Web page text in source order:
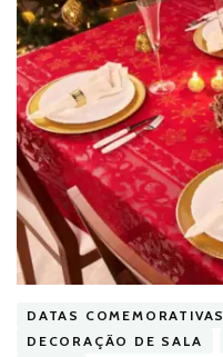
DATAS COMEMORATIVAS
DECORAÇÃO DE SALA